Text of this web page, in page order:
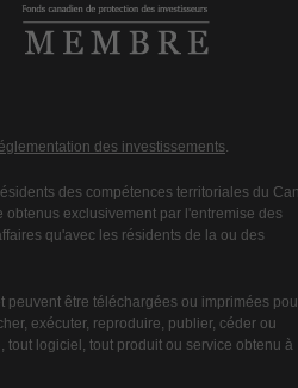
des investissements.
des compétences territoriales du
exclusivement par l'entremise des
qu'avec les résidents de la ou des
peuvent être téléchargées ou imprimées
exécuter, reproduire, publier, céder ou
logiciel, tout produit ou service obtenu à